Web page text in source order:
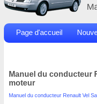
Page d'accueil
Manuel du conducteur
moteur
Manuel du conducteur Renault Vel